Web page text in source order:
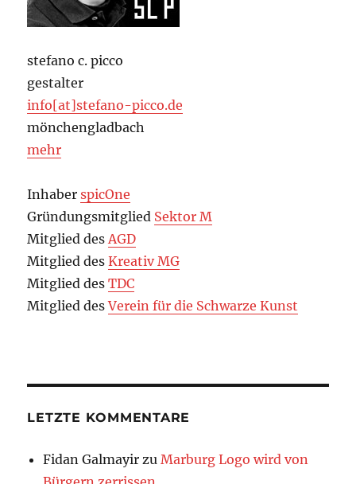
stefano c. picco
gestalter
info[at]stefano-picco.de
mönchengladbach
mehr
InhaberspicOne
Gründungsmitglied Sektor M
Mitglied des AGD
Mitglied desKreativ MG
Mitglied desTDC
Mitglied desVerein für die Schwarze Kunst
LETZTE KOMMENTARE
Fidan Galmayir zu Marburg Logo wird von